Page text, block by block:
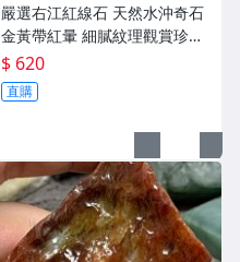
嚴選右江紅線石 天然水沖奇石
金黃帶紅暈 細膩紋理觀賞珍藏
老坑精品裂紋自然 右江 石頭
奇石
$ 620
直購